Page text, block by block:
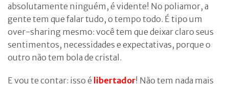
absolutamente ninguém, é vidente! No poliamor, a
gente tem que falar tudo, o tempo todo. É tipo um
over-sharing mesmo: você tem que deixar claro seus
sentimentos, necessidades e expectativas, porque o
outro não tem bola de cristal.
E vou te contar: isso é libertador! Não tem nada mais